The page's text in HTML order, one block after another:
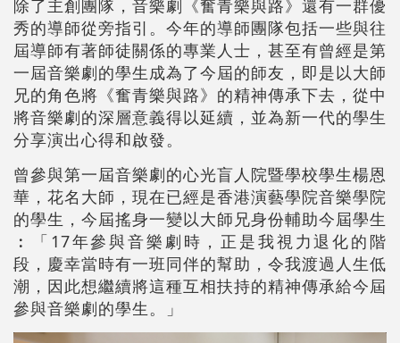
除了主創團隊，音樂劇《奮青樂與路》還有一群優
秀的導師從旁指引。今年的導師團隊包括一些與往
屆導師有著師徒關係的專業人士，甚至有曾經是第
一屆音樂劇的學生成為了今屆的師友，即是以大師
兄的角色將《奮青樂與路》的精神傳承下去，從中
將音樂劇的深層意義得以延續，並為新一代的學生
分享演出心得和啟發。
曾參與第一屆音樂劇的心光盲人院暨學校學生楊恩
華，花名大師，現在已經是香港演藝學院音樂學院
的學生，今屆搖身一變以大師兄身份輔助今屆學生
︰「17年參與音樂劇時，正是我視力退化的階
段，慶幸當時有一班同伴的幫助，令我渡過人生低
潮，因此想繼續將這種互相扶持的精神傳承給今屆
參與音樂劇的學生。」